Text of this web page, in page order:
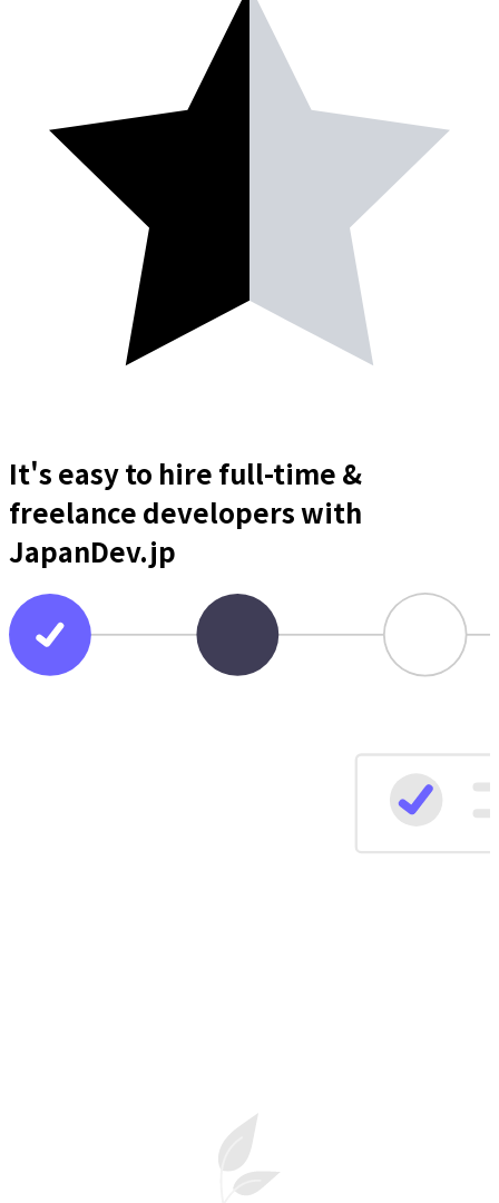
It's easy to hire full-time &
freelance developerswith
JapanDev.jp